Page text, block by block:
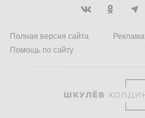
Полная версия сайта
Помощь по сайту